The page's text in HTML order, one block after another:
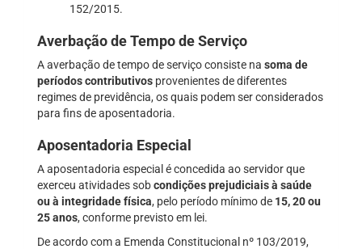
152/2015.
Averbação de Tempo de Serviço
A averbação de tempo de serviço consiste na soma de
períodos contributivos provenientes de diferentes
regimes de previdência, os quais podem ser considerados
para fins de aposentadoria.
Aposentadoria Especial
A aposentadoria especial é concedida ao servidor que
exerceu atividades sobcondições prejudiciais à saúde
ou à integridade física, pelo período mínimo de 15, 20 ou
25 anos, conforme previsto em lei.
De acordo com a Emenda Constitucional nº 103/2019,